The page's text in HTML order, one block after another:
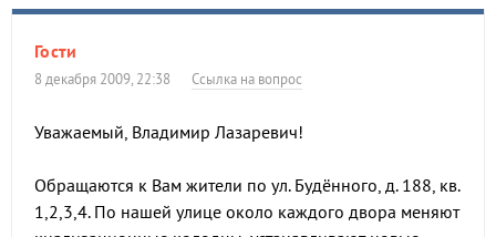
Гости
8 декабря 2009, 22:38 Ссылка на вопрос
Уважаемый, Владимир Лазаревич!
Обращаются к Вам жители по ул. Будённого, д. 188, кв.
1,2,3,4. По нашей улице около каждого двора меняют